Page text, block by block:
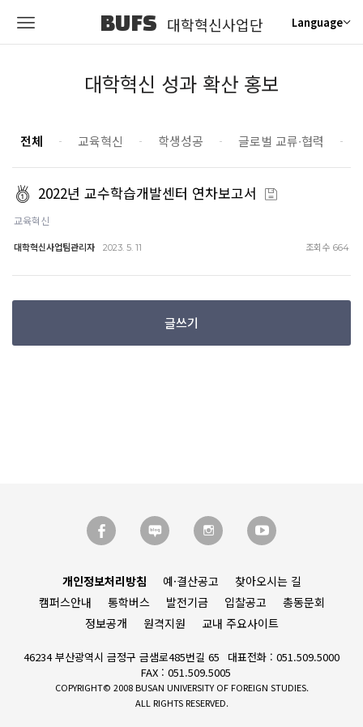
BUFS 대학혁신사업단 Language
대학혁신 성과 확산 홍보
전체 교육혁신 학생성공 글로벌 교류∙협력
2022년 교수학습개발센터 연차보고서
교육혁신
대학혁신사업팀관리자 2023. 5. 11 조회수 664
글쓰기
개인정보처리방침 예·결산공고
찾아오시는 길
캠퍼스안내
통학버스 발전기금 입찰공고
총동문회
정보공개
원격지원 교내 주요사이트
46234 부산광역시 금정구 금샘로485번길 65
대표전화 : 051.509.5000
FAX : 051.509.5005
COPYRIGHT© 2008 BUSAN UNIVERSITY OF FOREIGN STUDIES.
ALL RIGHTS RESERVED.